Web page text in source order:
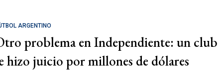
ARGENTINO
problema en Independiente: un club
hizo juicio por millones de dólares